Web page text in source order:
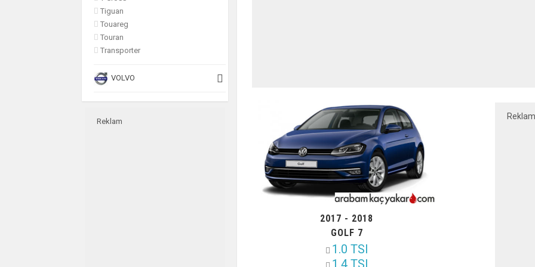
Tiguan
Touareg
Touran
Transporter
VOLVO
Reklam
2017 - 2018
GOLF 7
1.0 TSI
1.4 TSI